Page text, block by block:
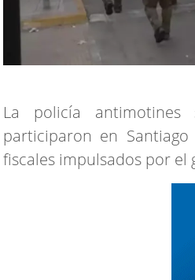
La policía
participaron en
fiscales impulsados por